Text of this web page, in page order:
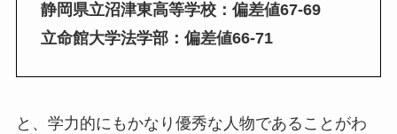
静岡県立沼津東高等学校：偏差値67-69
立命館大学法学部：偏差値66-71
と、学力的にもかなり優秀な人物であることがわ